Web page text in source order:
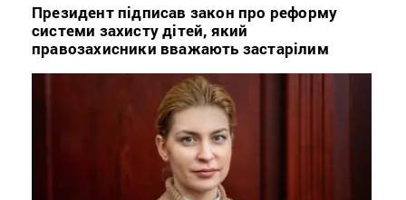
Президент підписав закон про реформу
системи захисту дітей, який
правозахисники вважають застарілим